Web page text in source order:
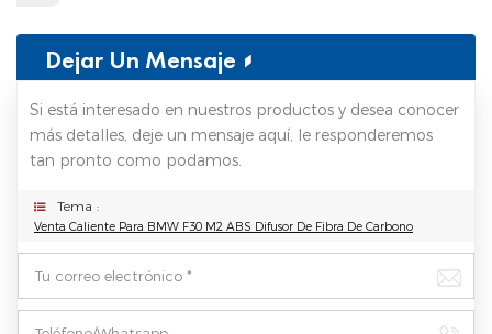
Dejar Un Mensaje
Si está interesado en nuestros productos y desea conocer
más detalles, deje un mensaje aquí, le responderemos
tan pronto como podamos.
Tema :
Venta Caliente Para BMW F30 M2 ABS Difusor De Fibra De Carbono